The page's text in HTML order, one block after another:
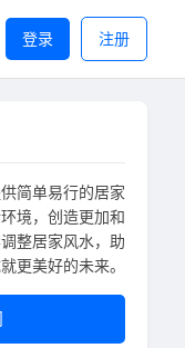
登录 注册
简单易行的居家
境，创造更加和
整居家风水，助
更美好的未来。